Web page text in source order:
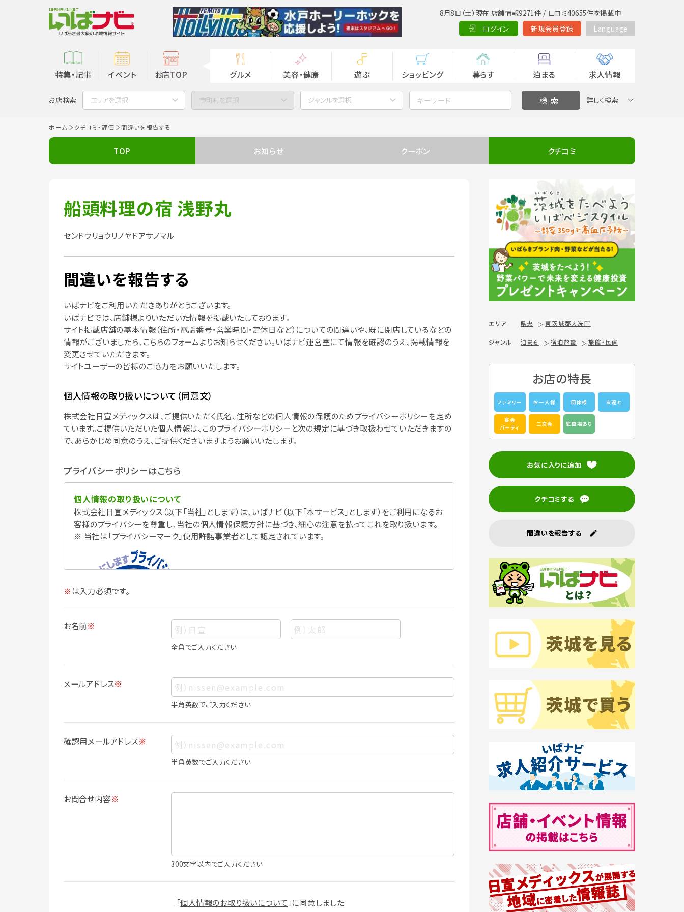
8月8日（土）現在 店舗情報9271件 / 口コミ40655件を掲載中
ログイン
新規会員登録 Language
特集・記事 イベント お店TOP グルメ 美容・健康 遊ぶ ショッピング 暮らす 泊まる 求人情報
お店検索 エリアを選択 市町村を選択 ジャンルを選択 詳しく検索
ホーム クチコミ・評価 間違いを報告する
TOP お知らせ クーポン クチコミ
船頭料理の宿 浅野丸
センドウリョウリノヤドアサノマル
間違いを報告する
いばナビをご利用いただきありがとうございます。
いばナビでは、店舗様よりいただいた情報を掲載いたしております。
サイト掲載店舗の基本情報（住所・電話番号・営業時間・定休日など）についての間違いや、既に閉店しているなどの
情報がございましたら、こちらのフォームよりお知らせください。いばナビ運営室にて情報を確認のうえ、掲載情報を
変更させていただきます。
サイトユーザーの皆様のご協力をお願いいたします。
個人情報の取り扱いについて（同意文）
株式会社日宣メディックスは、ご提供いただく氏名、住所などの個人情報の保護のためプライバシーポリシーを定め
ています。ご提供いただいた個人情報は、このプライバシーポリシーと次の規定に基づき取扱わせていただきますの
で、あらかじめ同意のうえ、ご提供くださいますようお願いいたします。
プライバシーポリシーはこちら
個人情報の取り扱いについて
株式会社日宣メディックス（以下「当社」とします）は、いばナビ（以下「本サービス」とします）をご利用になるお
客様のプライバシーを尊重し、当社の個人情報保護方針に基づき、細心の注意を払ってこれを取り扱います。
※ 当社は「プライバシーマーク」使用許諾事業者として認定されています。
個人情報
個人情報とは、お客様個人に関する情報であって、当該情報を構成する氏名、住所、電話番号、メールアドレ
ス、生年月日、写真その他の記述等により、お客様個人を特定できるものをいいます。また、その情報のみで
は識別できない場合でも、他の情報と容易に照合することで、結果的にお客様個人を識別できるものも個
個人情報の利用目的について
本サービスにおける個人情報の利用目的は以下の通りであり、これらの目的達成の範囲を超えてお客様の
個人情報を利用することはありません。
・会員ポイントプログラムの運営
・各種お申込みや、お問い合わせへの対応
・投稿したクチコミ情報、写真の本サービスへの掲載
※は入力必須です。
お名前※
全角でご入力ください
メールアドレス※
半角英数でご入力ください
確認用メールアドレス※
半角英数でご入力ください
お問合せ内容※
300文字以内でご入力ください
「個人情報のお取り扱いについて 」に同意しました
エリア 県央 東茨城郡大洗町
ジャンル 泊まる 宿泊施設 旅館・民宿
お店の特長
ファミリー お一人様 団体様 友達と
宴会
パーティ
二次会 駐車場あり
お気に入りに追加
クチコミする
間違いを報告する